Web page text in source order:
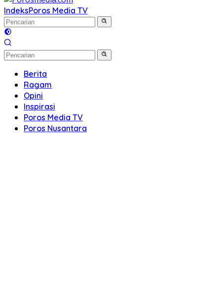
IndeksPoros Media TV
Berita
Ragam
Opini
Inspirasi
Poros Media TV
Poros Nusantara